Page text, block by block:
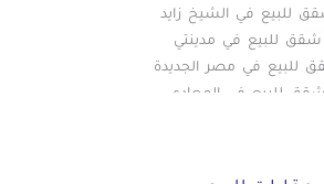
في هليوبوليس الجديدة
للبيع في وسط البلد
للبيع في الشيخ زايد
شقق للبيع في مدينتي
للبيع في مصر الجديدة
شقق للبيع في المعادي